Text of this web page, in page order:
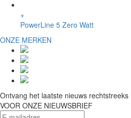
+
PowerLine 5 Zero Watt
ONZE MERKEN
Ontvang het laatste nieuws rechtstreeks
VOOR ONZE NIEUWSBRIEF